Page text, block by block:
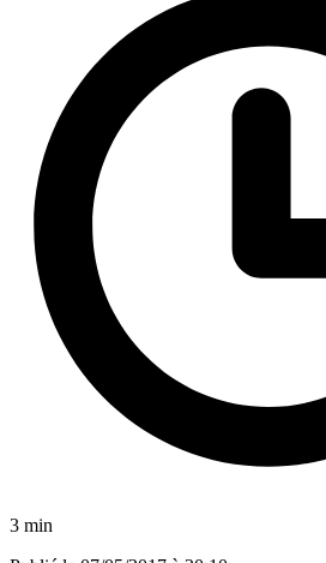
3 min